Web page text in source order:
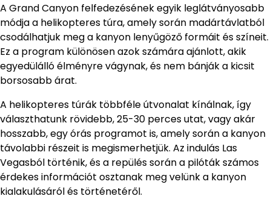
A Grand Canyon felfedezésének egyik leglátványosabb
módja a helikopteres túra, amely során madártávlatból
csodálhatjuk meg a kanyon lenyűgöző formáit és színeit.
Ez a program különösen azok számára ajánlott, akik
egyedülálló élményre vágynak, és nem bánják a kicsit
borsosabb árat.
A helikopteres túrák többféle útvonalat kínálnak, így
választhatunk rövidebb, 25-30 perces utat, vagy akár
hosszabb, egy órás programot is, amely során a kanyon
távolabbi részeit is megismerhetjük. Az indulás Las
Vegasból történik, és a repülés során a pilóták számos
érdekes információt osztanak meg velünk a kanyon
kialakulásáról és történetéről.